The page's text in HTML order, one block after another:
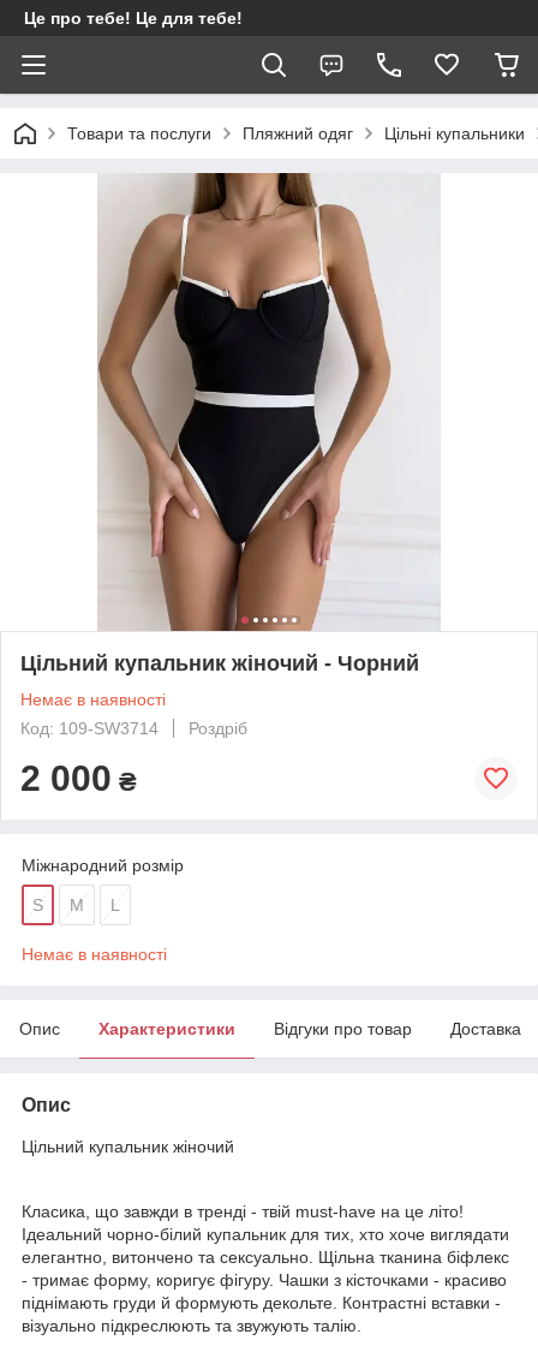
Це про тебе! Це для тебе!
Товари та послуги Пляжний одяг Цільні купальники
Цільний купальник жіночий - Чорний
Немає в наявності
Код: 109-SW3714
Роздріб
2 000 ₴
Міжнародний розмір
S M L
Немає в наявності
Опис Характеристики Відгуки про товар Доставка
Опис
Цільний купальник жіночий
Класика, що завжди в тренді - твій must-have на це літо!
Ідеальний чорно-білий купальник для тих, хто хоче виглядати
елегантно, витончено та сексуально. Щільна тканина біфлекс
- тримає форму, коригує фігуру. Чашки з кісточками - красиво
піднімають груди й формують декольте. Контрастні вставки -
візуально підкреслюють та звужують талію.